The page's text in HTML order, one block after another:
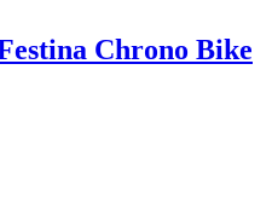
Chrono Bike